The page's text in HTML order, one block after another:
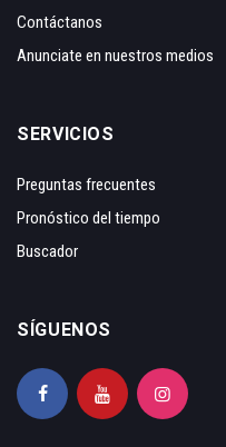
Contáctanos
Anunciate en nuestros medios
SERVICIOS
Preguntas frecuentes
Pronóstico del tiempo
Buscador
SÍGUENOS